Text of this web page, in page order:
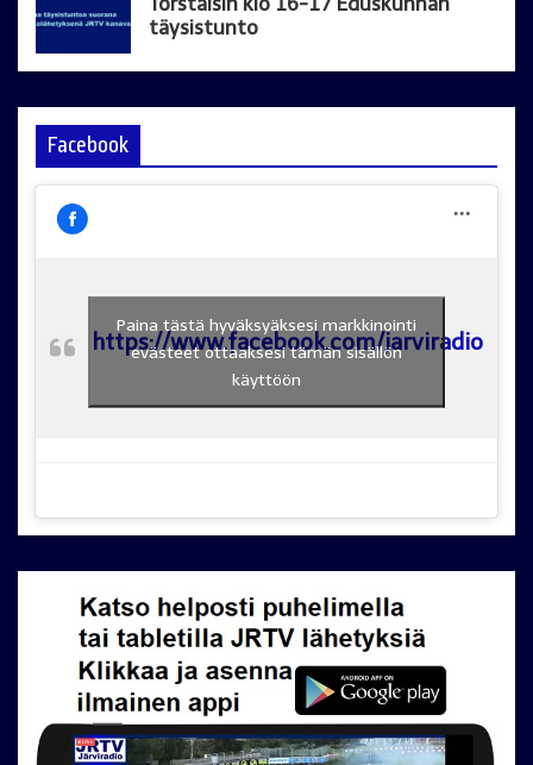
täysistunto
Facebook
https://www.facebook.com/jarviradio
Paina tästä hyväksyäksesi markkinointi
evästeet ottaaksesi tämän sisällön
käyttöön